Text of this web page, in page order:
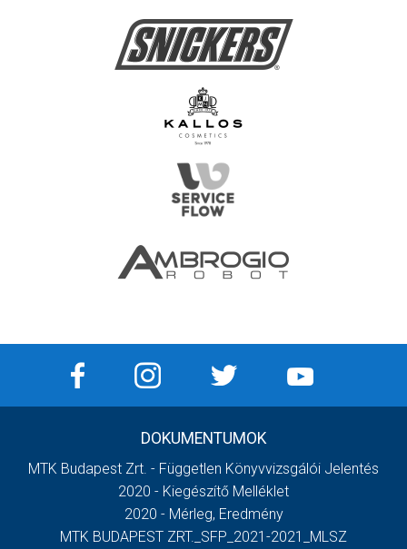
DOKUMENTUMOK
MTK Budapest Zrt. - Független Könyvvizsgálói Jelentés
2020 - Kiegészítő Melléklet
2020 - Mérleg, Eredmény
MTK BUDAPEST ZRT._SFP_2021-2021_MLSZ